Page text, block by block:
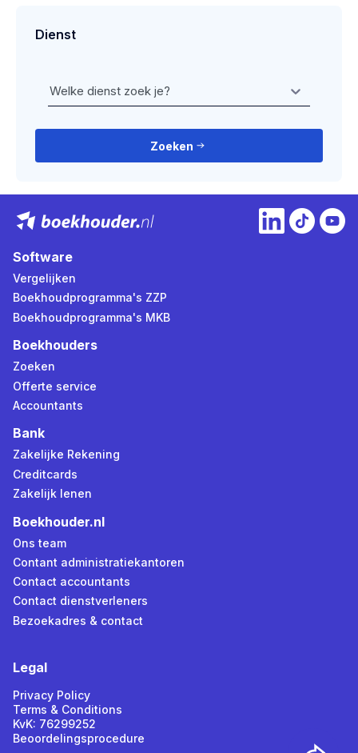
Dienst
Welke dienst zoek je?
Zoeken
Software
Vergelijken
Boekhoudprogramma's ZZP
Boekhoudprogramma's MKB
Boekhouders
Zoeken
Offerte service
Accountants
Bank
Zakelijke Rekening
Creditcards
Zakelijk lenen
Boekhouder.nl
Ons team
Contant administratiekantoren
Contact accountants
Contact dienstverleners
Bezoekadres & contact
Legal
Privacy Policy
Terms & Conditions
KvK: 76299252
Beoordelingsprocedure